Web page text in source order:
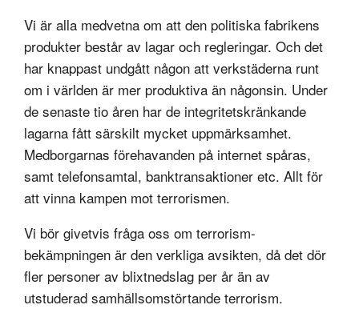
Vi är alla medvetna om att den politiska fabrikens
produkter består av lagar och regleringar. Och det
har knappast undgått någon att verkstäderna runt
om i världen är mer produktiva än någonsin. Under
de senaste tio åren har de integritetskränkande
lagarna fått särskilt mycket uppmärksamhet.
Medborgarnas förehavanden på internet spåras,
samt telefonsamtal, banktransaktioner etc. Allt för
att vinna kampen mot terrorismen.
Vi bör givetvis fråga oss om terrorism-
bekämpningen är den verkliga avsikten, då det dör
fler personer av blixtnedslag per år än av
utstuderad samhällsomstörtande terrorism.